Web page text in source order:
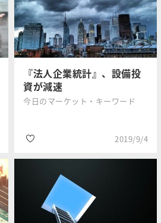
三井住友DSア
セットマネジ
メント
#設備投資
#みんなの投資
『法人企業統計』、設備投
資が減速
今日のマーケット・キーワード
2019/9/4